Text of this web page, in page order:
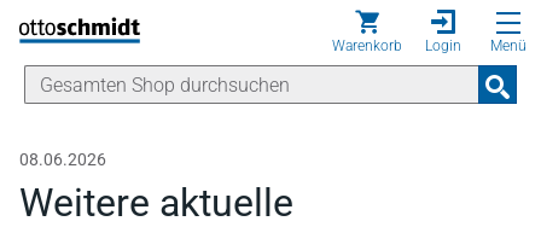
Direkt zum Inhalt
Warenkorb Login Menü
08.06.2026
Weitere aktuelle